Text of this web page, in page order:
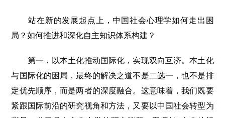
站在新的发展起点上，中国社会心理学如何走出困
局？如何推进和深化自主知识体系构建？
第一，以本土化推动国际化，实现双向互济。本土化
与国际化的困局，最终的解决之道不是二选一，也不是排
定优先顺序，而是两者的深度融合。这意味着，我们既要
紧跟国际前沿的研究视角和方法，又要以中国社会转型为